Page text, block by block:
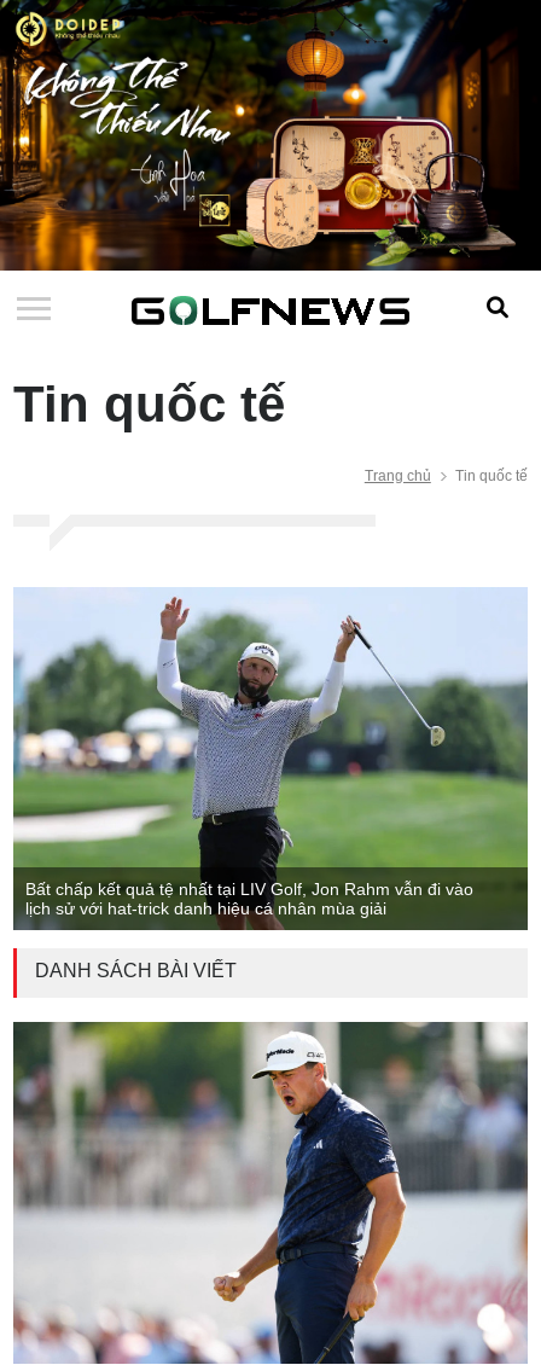
Tin quốc tế
Trang chủ Tin quốc tế
Bất chấp kết quả tệ nhất tại LIV Golf, Jon Rahm vẫn đi vào
lịch sử với hat-trick danh hiệu cá nhân mùa giải
DANH SÁCH BÀI VIẾT